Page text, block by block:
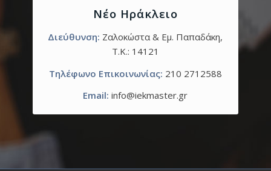
Νέο Ηράκλειο
Διεύθυνση: Ζαλοκώστα & Εμ. Παπαδάκη,
T.K.: 14121
Τηλέφωνο Επικοινωνίας: 210 2712588
Email: info@iekmaster.gr